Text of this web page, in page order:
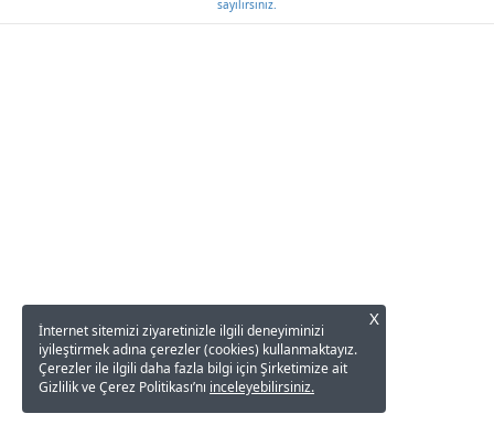
sayılırsınız.
X
İnternet sitemizi ziyaretinizle ilgili deneyiminizi
iyileştirmek adına çerezler (cookies) kullanmaktayız.
Çerezler ile ilgili daha fazla bilgi için Şirketimize ait
Gizlilik ve Çerez Politikası’nı inceleyebilirsiniz.